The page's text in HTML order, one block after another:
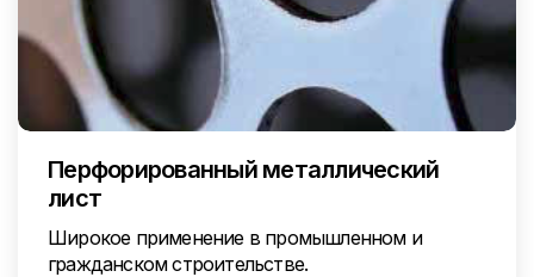
Перфорированный металлический
лист
Широкое применение в промышленном и
гражданском строительстве.